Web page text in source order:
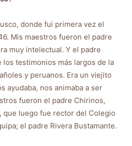
donde fui primera vez el
Mis maestros fueron el padre
muy intelectual. Y el padre
los testimonios más largos de la
y peruanos. Era un viejito
ayudaba, nos animaba a ser
fueron el padre Chirinos,
que luego fue rector del Colegio
el padre Rivera Bustamante.